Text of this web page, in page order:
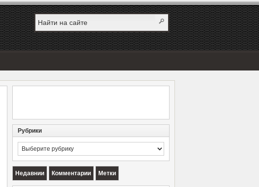
Рубрики
Рубрики
Недавнии Комментарии Метки